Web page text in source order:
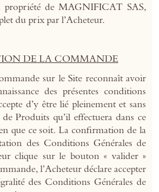
propriété de MAGNIFICAT SAS,
du prix par l’Acheteur.
DE LA COMMANDE
sur le Site reconnaît avoir
des présentes conditions
d’y être lié pleinement et sans
Produits qu’il effectuera dans ce
que ce soit. La confirmation de la
des Conditions Générales de
clique sur le bouton « valider »
l’Acheteur déclare accepter
des Conditions Générales de